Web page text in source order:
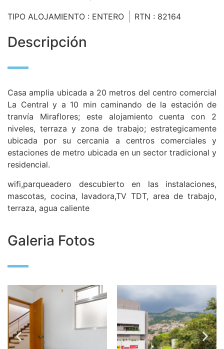
TIPO ALOJAMIENTO : ENTERO RTN : 82164
Descripción
Casa amplia ubicada a 20 metros del centro comercial
La Central y a 10 min caminando de la estación de
tranvía Miraflores; este alojamiento cuenta con 2
niveles, terraza y zona de trabajo; estrategicamente
ubicada por su cercania a centros comerciales y
estaciones de metro ubicada en un sector tradicional y
residencial.
wifi,parqueadero descubierto en las instalaciones,
mascotas, cocina, lavadora,TV TDT, area de trabajo,
terraza, agua caliente
Galeria Fotos